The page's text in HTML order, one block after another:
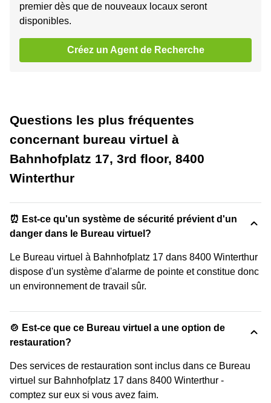
premier dès que de nouveaux locaux seront
disponibles.
Créez un Agent de Recherche
Questions les plus fréquentes
concernant bureau virtuel à
Bahnhofplatz 17, 3rd floor, 8400
Winterthur
⏰ Est-ce qu'un système de sécurité prévient d'un
danger dans le Bureau virtuel?
Le Bureau virtuel à Bahnhofplatz 17 dans 8400 Winterthur
dispose d'un système d'alarme de pointe et constitue donc
un environnement de travail sûr.
🍲 Est-ce que ce Bureau virtuel a une option de
restauration?
Des services de restauration sont inclus dans ce Bureau
virtuel sur Bahnhofplatz 17 dans 8400 Winterthur -
comptez sur eux si vous avez faim.